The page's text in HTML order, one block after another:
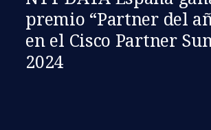
premio “Partner del
en el Cisco Partner
2024